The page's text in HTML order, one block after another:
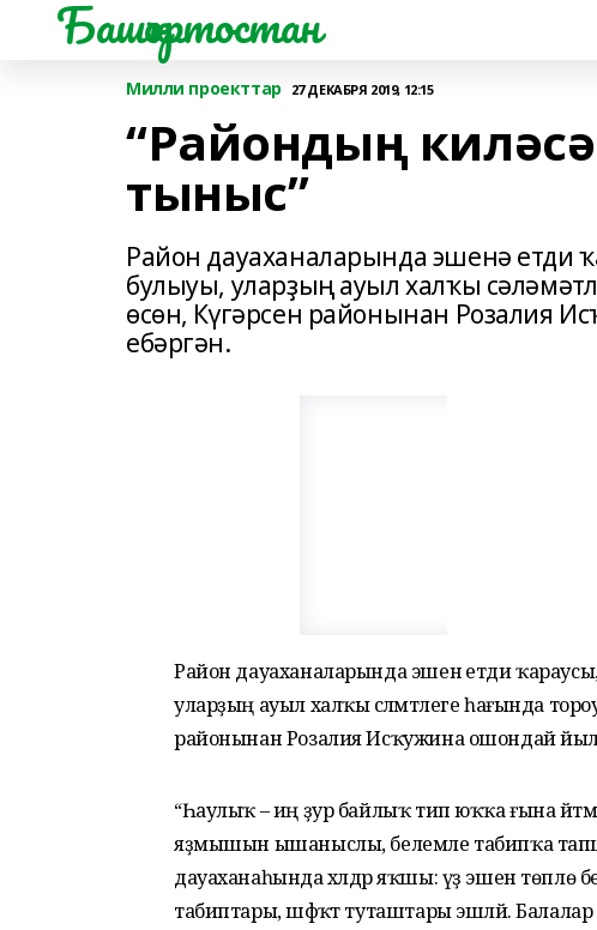
Башҡортостан
Милли проекттар 27 ДЕКАБРЯ 2019, 12:15
“Райондың
тыныс”
Район дауаханаларында эшенә етди
булыуы, уларҙың ауыл халҡы
өсөн, Күгәрсен районынан Розалия
ебәргән.
Район дауаханаларында эшенә етди ҡараусы,
уларҙың ауыл халҡы сәләмәтлеге һағында
районынан Розалия Исҡужина ошондай йылы
“Һаулыҡ – иң ҙур байлыҡ тип юҡҡа ғына
яҙмышын ышаныслы, белемле табипҡа
дауаханаһында хәлдәр яҡшы: үҙ эшен төплө
табиптары, шәфҡәт туташтары эшләй.